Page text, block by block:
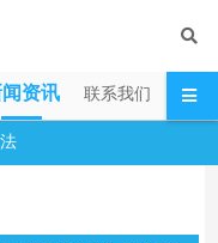
资讯 联系我们